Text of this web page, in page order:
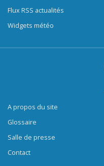
Flux RSS actualités
Widgets météo
A propos du site
Glossaire
Salle de presse
Contact